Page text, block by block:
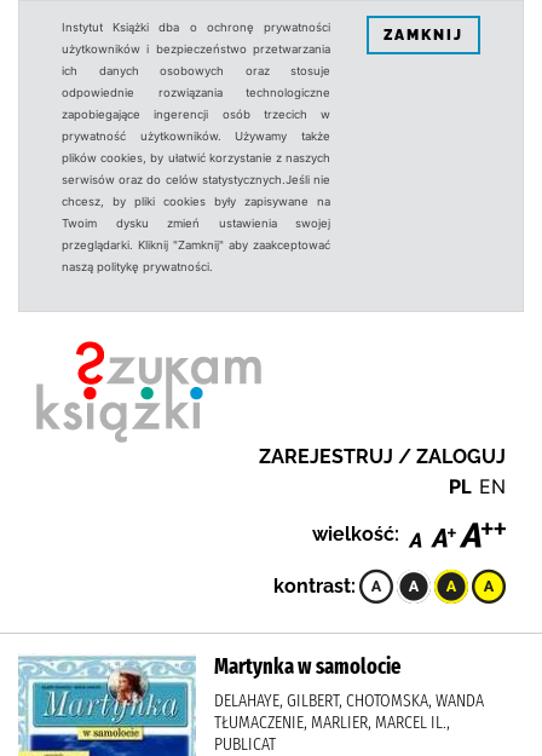
Instytut Książki dba o ochronę prywatności
użytkowników i bezpieczeństwo przetwarzania
ich danych osobowych oraz stosuje
odpowiednie rozwiązania technologiczne
zapobiegające ingerencji osób trzecich w
prywatność użytkowników. Używamy także
plików cookies, by ułatwić korzystanie z naszych
serwisów oraz do celów statystycznych.Jeśli nie
chcesz, by pliki cookies były zapisywane na
Twoim dysku zmień ustawienia swojej
przeglądarki. Kliknij "Zamknij" aby zaakceptować
naszą politykę prywatności.
ZAMKNIJ
ZAREJESTRUJ / ZALOGUJ
PL EN
wielkość:
kontrast:
Martynka w samolocie
DELAHAYE, GILBERT, CHOTOMSKA, WANDA
TŁUMACZENIE, MARLIER, MARCEL IL.,
PUBLICAT